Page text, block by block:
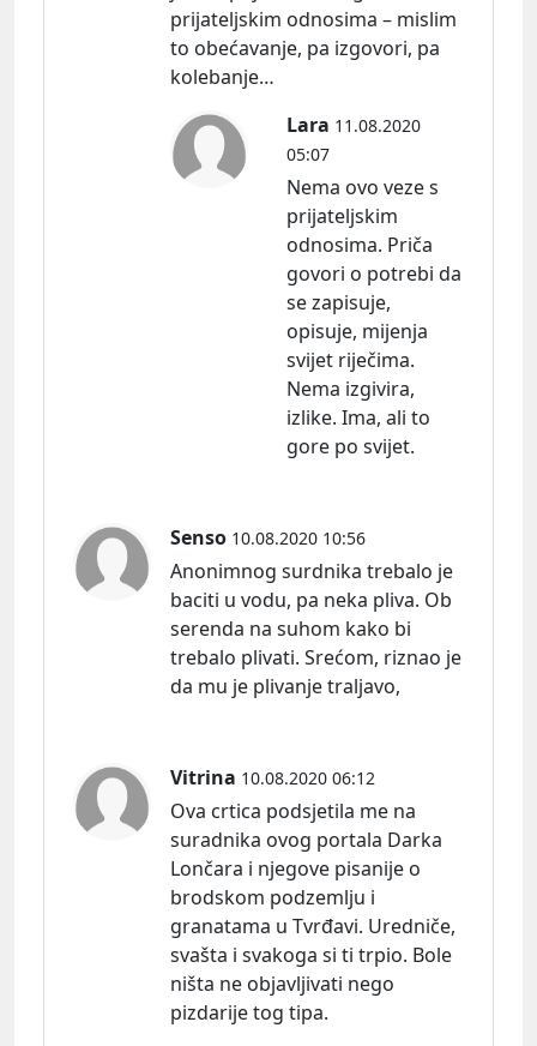
prijateljskim odnosima – mislim
to obećavanje, pa izgovori, pa
kolebanje…
Lara 11.08.2020
05:07
Nema ovo veze s
prijateljskim
odnosima. Priča
govori o potrebi da
se zapisuje,
opisuje, mijenja
svijet riječima.
Nema izgivira,
izlike. Ima, ali to
gore po svijet.
Senso 10.08.2020 10:56
Anonimnog surdnika trebalo je
baciti u vodu, pa neka pliva. Ob
serenda na suhom kako bi
trebalo plivati. Srećom, riznao je
da mu je plivanje traljavo,
Vitrina 10.08.2020 06:12
Ova crtica podsjetila me na
suradnika ovog portala Darka
Lončara i njegove pisanije o
brodskom podzemlju i
granatama u Tvrđavi. Uredniče,
svašta i svakoga si ti trpio. Bole
ništa ne objavljivati nego
pizdarije tog tipa.